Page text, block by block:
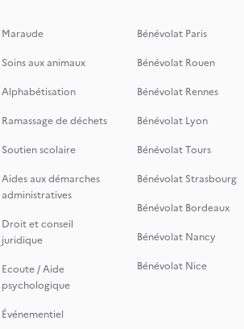
Maraude
Soins aux animaux
Alphabétisation
Ramassage de déchets
Soutien scolaire
Aides aux démarches
administratives
Droit et conseil
juridique
Ecoute / Aide
psychologique
Événementiel
Bénévolat Paris
Bénévolat Rouen
Bénévolat Rennes
Bénévolat Lyon
Bénévolat Tours
Bénévolat Strasbourg
Bénévolat Bordeaux
Bénévolat Nancy
Bénévolat Nice